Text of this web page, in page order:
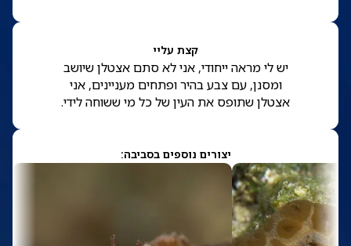
קצת עליי
יש לי מראה ייחודי, אני לא סתם אצטלן שיושב
ומסנן, עם צבע בהיר ופתחים מעניינים, אני
אצטלן שתופס את העין של כל מי ששוחה לידי.
יצורים נוספים בסביבה: